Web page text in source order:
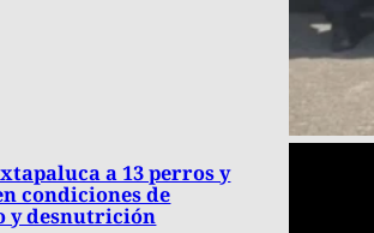
a 13 perros y
condiciones de
y desnutrición